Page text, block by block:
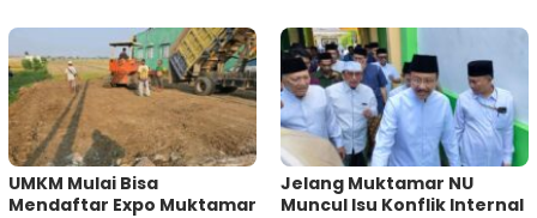
UMKM Mulai Bisa
Mendaftar Expo Muktamar
Jelang Muktamar NU
Muncul Isu Konflik Internal